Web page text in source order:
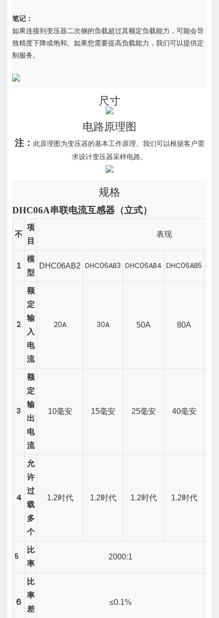
笔记：
如果连接到变压器二次侧的负载超过其额定负载能力， 可能会导
致精度下降或饱和。如果您需要提高负载能力 ，我们可以提供定
制服务。
尺寸
电路原理图
注： 此原理图为变压器的基本工作原理。我们可以根据客户需
求设计变压器采样电路。
规格
DHC06A串联电流互感器 （立式）
不
项
目
表现
1
模
型
DHC06AB2 DHC06AB3 DHC06AB4 DHC06AB5
2
额
定
输
入
电
流
20A 30A 50A 80A
3
额
定
输
出
电
流
10毫安 15毫安 25毫安 40毫安
4
允
许
过
载
多
个
1.2时代 1.2时代 1.2时代 1.2时代
5
比
率
2000:1
6
比
率
差
≤0.1%